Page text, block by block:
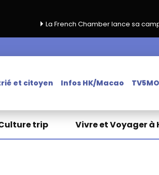
Chamber lance sa campagne de
et citoyen Infos HK/Macao
trip Vivre et Voyager à